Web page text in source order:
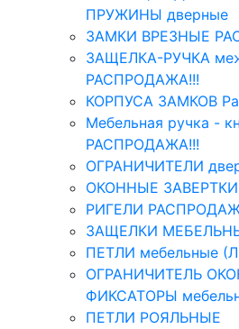
ПРУЖИНЫ дверные
ЗАМКИ ВРЕЗНЫЕ
ЗАЩЕЛКА-РУЧКА
РАСПРОДАЖА!!!
КОРПУСА ЗАМКОВ
Мебельная ручка -
РАСПРОДАЖА!!!
ОГРАНИЧИТЕЛИ
ОКОННЫЕ
РИГЕЛИ
ЗАЩЕЛКИ
ПЕТЛИ мебельные
ОГРАНИЧИТЕЛЬ
ФИКСАТОРЫ
ПЕТЛИ РОЯЛЬНЫЕ